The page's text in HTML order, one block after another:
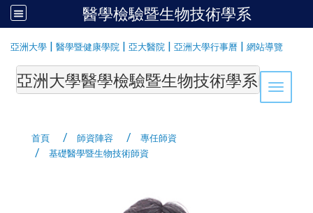
醫學檢驗暨生物技術學系
亞洲大學 | 醫學暨健康學院 | 亞大醫院 | 亞洲大學行事曆 | 網站導覽
Toggle
亞洲大學醫學檢驗暨生物技術學系
首頁 師資陣容
專任師資
基礎醫學暨生物技術師資